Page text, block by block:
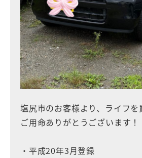
塩尻市のお客様より、ライフを
ご用命ありがとうございます！
・平成20年3月登録